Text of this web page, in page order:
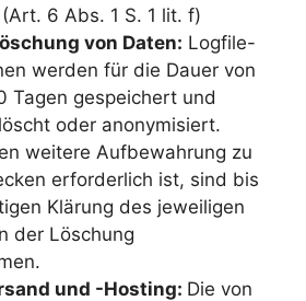
6 Abs. 1 S. 1 lit. f)
von Daten: Logfile-
werden für die Dauer von
Tagen gespeichert und
oder anonymisiert.
weitere Aufbewahrung zu
erforderlich ist, sind bis
Klärung des jeweiligen
der Löschung
und -Hosting: Die von